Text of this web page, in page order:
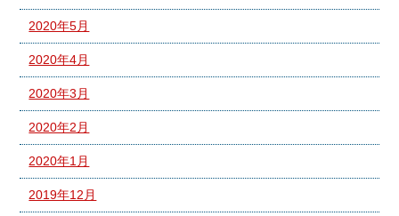
2020年5月
2020年4月
2020年3月
2020年2月
2020年1月
2019年12月